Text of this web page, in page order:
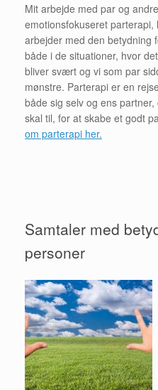
Mit arbejde med par og
emotionsfokuseret
arbejder med den betydning
både i de situationer, hvor
bliver svært og vi som par
mønstre. Parterapi er en
både sig selv og ens
skal til, for at skabe et godt
om parterapi her.
Samtaler med
personer